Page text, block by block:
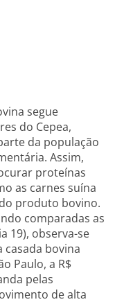
segue
do Cepea,
da população
Assim,
proteínas
as carnes suína
produto bovino.
comparadas as
19), observa-se
casada bovina
Paulo, a R$
pelas
de alta